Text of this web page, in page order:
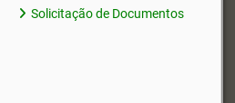
Solicitação de Documentos